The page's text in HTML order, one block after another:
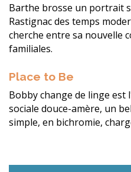
Barthe brosse un portrait
Rastignac des temps
cherche entre sa nouvelle
familiales.
Place to Be
Bobby change de linge
sociale douce-amère, un
simple, en bichromie,